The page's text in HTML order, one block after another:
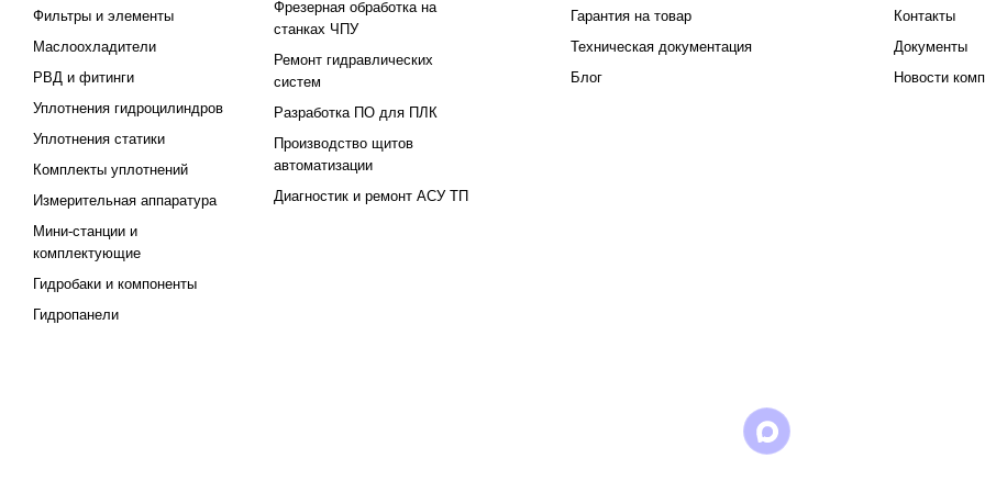
Фильтры и элементы
Маслоохладители
РВД и фитинги
Уплотнения гидроцилиндров
Уплотнения статики
Комплекты уплотнений
Измерительная аппаратура
Мини-станции и
комплектующие
Гидробаки и компоненты
Гидропанели
Фрезерная обработка на
станках ЧПУ
Ремонт гидравлических
систем
Разработка ПО для ПЛК
Производство щитов
автоматизации
Диагностик и ремонт АСУ ТП
Гарантия на товар
Техническая документация
Блог
Контакты
Документы
Новости